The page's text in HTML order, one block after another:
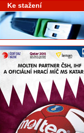
Ke stažení